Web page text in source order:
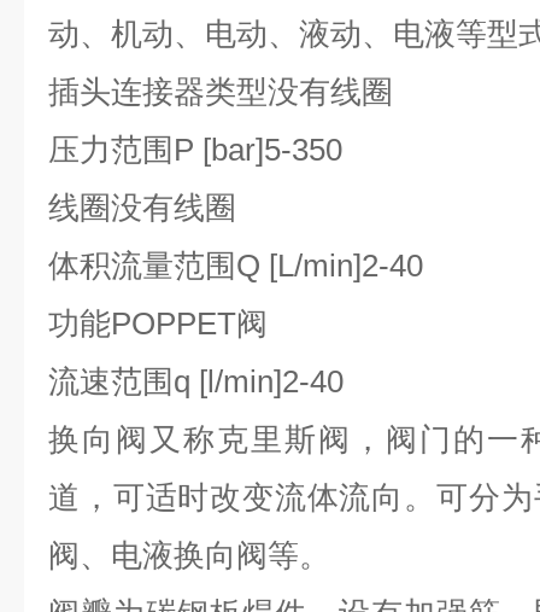
动、机动、电动、液动、电液等型
插头连接器类型没有线圈
压力范围P [bar]5-350
线圈没有线圈
体积流量范围Q [L/min]2-40
功能POPPET阀
流速范围q [l/min]2-40
换向阀又称克里斯阀，阀门的一
道，可适时改变流体流向。可分
阀、电液换向阀等。